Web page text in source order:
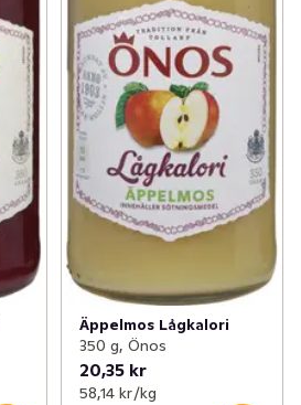
Äppelmos Lågkalori
350 g, Önos
20,35 kr
58,14 kr /kg